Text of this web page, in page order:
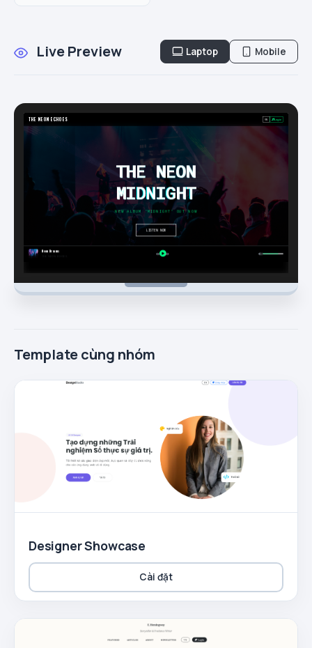
Live Preview Laptop Mobile
Template cùng nhóm
Designer Showcase
Cài đặt